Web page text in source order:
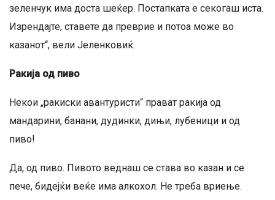
зеленчук има доста шеќер. Постапката е секогаш иста.
Изрендајте, ставете да преврие и потоа може во
казанот“, вели Јеленковиќ.
Ракија од пиво
Некои „ракиски авантуристи“ прават ракија од
мандарини, банани, дудинки, дињи, лубеници и од
пиво!
Да, од пиво. Пивото веднаш се става во казан и се
пече, бидејќи веќе има алкохол. Не треба вриење.